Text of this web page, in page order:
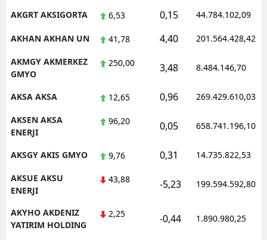
Nevşehir
Niğde
Ordu
Sinop
Sivas
AKGRT AKSIGORTA 6,53 0,15 44.784.102,09
AKHAN AKHAN UN 41,78 4,40 201.564.428,42
AKMGY AKMERKEZ
GMYO
250,00 3,48 8.484.146,70
AKSA AKSA 12,65 0,96 269.429.610,03
AKSEN AKSA
ENERJI
96,20 0,05 658.741.196,10
AKSGY AKIS GMYO 9,76 0,31 14.735.822,53
AKSUE AKSU
ENERJI
43,88 -5,23 199.594.592,80
AKYHO AKDENIZ
YATIRIM HOLDING
2,25 -0,44 1.890.980,25